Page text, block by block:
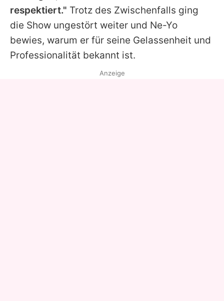
respektiert." Trotz des Zwischenfalls ging
die Show ungestört weiter und Ne-Yo
bewies, warum er für seine Gelassenheit und
Professionalität bekannt ist.
Anzeige